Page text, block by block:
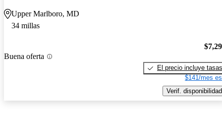
Upper Marlboro, MD
34 millas
Buena oferta
El precio incluye tasas
$141/mes
Verif. disponibilidad